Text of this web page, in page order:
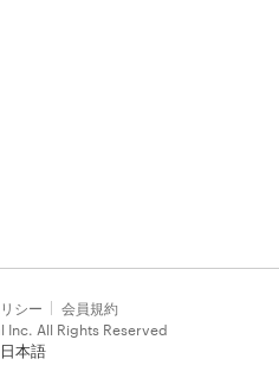
Inc. All Rights Reserved
シー 会員規約